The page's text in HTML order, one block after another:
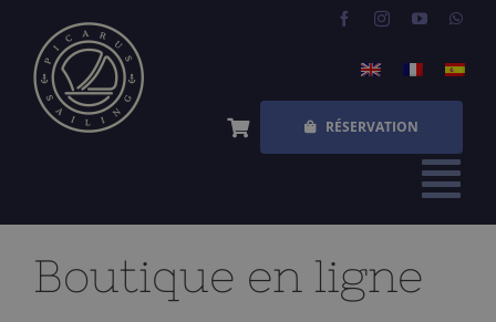
content
RÉSERVATION
ACCUEIL
Boutique en ligne